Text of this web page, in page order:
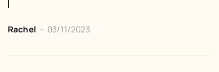
Rachel - 03/11/2023